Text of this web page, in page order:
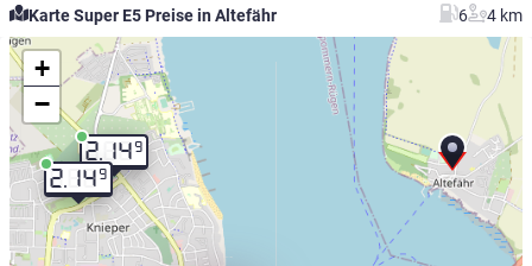
Karte Super E5 Preise in Altefähr 6 4 km
2.149
2.149
+
−